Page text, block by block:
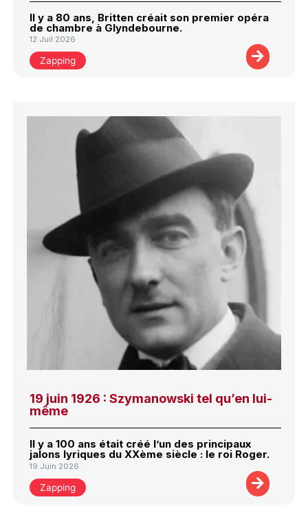
Il y a 80 ans, Britten créait son premier opéra
de chambre à Glyndebourne.
12 Juil 2026
Zapping
19 juin 1926 : Szymanowski tel qu’en lui-
même
Il y a 100 ans était créé l’un des principaux
jalons lyriques du XXème siècle : le roi Roger.
19 Juin 2026
Zapping